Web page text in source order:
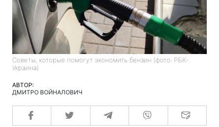
Советы, которые помогут экономить бензин (фото: РБК-
Украина)
АВТОР:
ДМИТРО ВОЙНАЛОВИЧ